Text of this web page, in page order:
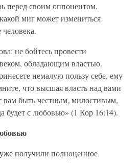
перед своим оппонентом.
миг может измениться
не бойтесь провести
обладающим властью.
немалую пользу себе, ему
что высшая власть над вами
быть честным, милостивым,
будет с любовью» (1 Кор 16:14).
получили полноценное